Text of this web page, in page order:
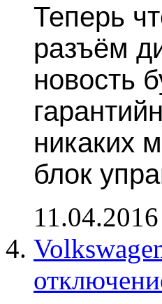
Теперь
разъём
новость
никаких
блок
11.04.2016